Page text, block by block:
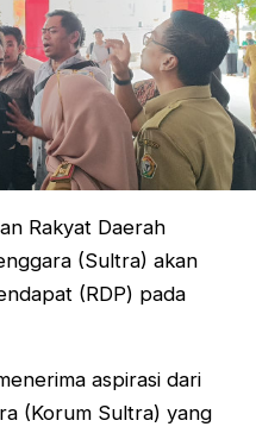
Rakyat Daerah
(Sultra) akan
(RDP) pada
aspirasi dari
(Korum Sultra) yang